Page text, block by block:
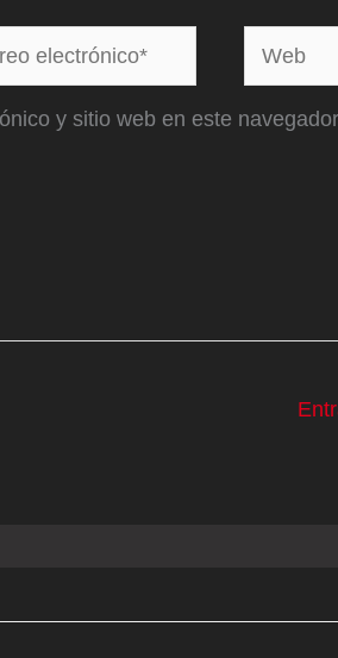
Web
y sitio web en este